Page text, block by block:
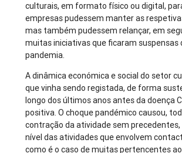
culturais, em formato físico ou digital,
empresas pudessem manter as
mas também pudessem relançar, em
muitas iniciativas que ficaram suspensas
pandemia.
A dinâmica económica e social do setor
que vinha sendo registada, de forma
longo dos últimos anos antes da doença
positiva. O choque pandémico causou,
contração da atividade sem
nível das atividades que envolvem
como é o caso de muitas pertencentes